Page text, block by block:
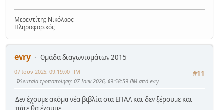
Μερεντίτης Νικόλαος
Πληροφορικός
evry
Ομάδα διαγωνισμάτων 2015
#11
07 Ιουν 2026, 09:19:00 ΠΜ
Τελευταία τροποποίηση: 07 Ιουν 2026, 09:58:59 ΠΜ από evry
Δεν έχουμε ακόμα νέα βιβλία στα ΕΠΑΛ και δεν ξέρουμε και